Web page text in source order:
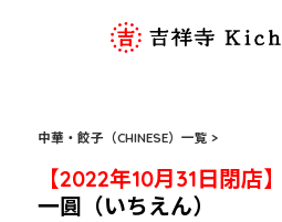
中華・餃子（CHINESE）一覧 >
【2022年10月31日閉店】
一圓（いちえん）